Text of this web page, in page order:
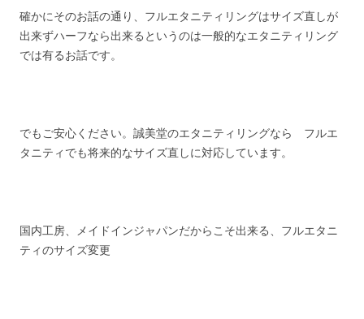
確かにそのお話の通り、フルエタニティリングはサイズ直しが
出来ずハーフなら出来るというのは一般的なエタニティリング
では有るお話です。
でもご安心ください。誠美堂のエタニティリングなら フルエ
タニティでも将来的なサイズ直しに対応しています。
国内工房、メイドインジャパンだからこそ出来る、フルエタニ
ティのサイズ変更